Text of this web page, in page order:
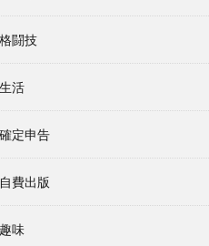
格闘技
生活
確定申告
自費出版
趣味